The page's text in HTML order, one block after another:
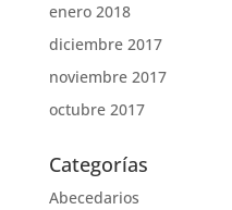
enero 2018
diciembre 2017
noviembre 2017
octubre 2017
Categorías
Abecedarios